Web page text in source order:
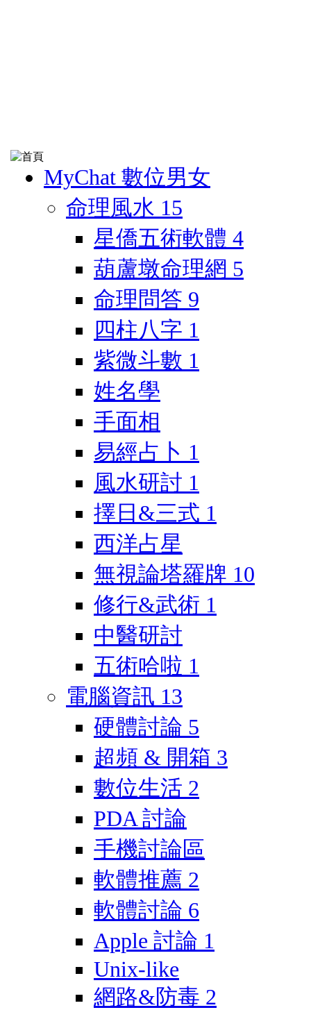
MyChat 數位男女
命理風水 15
星僑五術軟體 4
葫蘆墩命理網 5
命理問答 9
四柱八字 1
紫微斗數 1
姓名學
手面相
易經占卜 1
風水研討 1
擇日&三式 1
西洋占星
無視論塔羅牌 10
修行&武術 1
中醫研討
五術哈啦 1
電腦資訊 13
硬體討論 5
超頻 & 開箱 3
數位生活 2
PDA 討論
手機討論區
軟體推薦 2
軟體討論 6
Apple 討論 1
Unix-like
網路&防毒 2